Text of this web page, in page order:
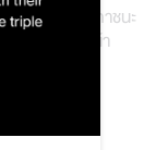
ดด ควรปิดฝาภาชนะ
ฝุ่นผงบนผิวหน้า